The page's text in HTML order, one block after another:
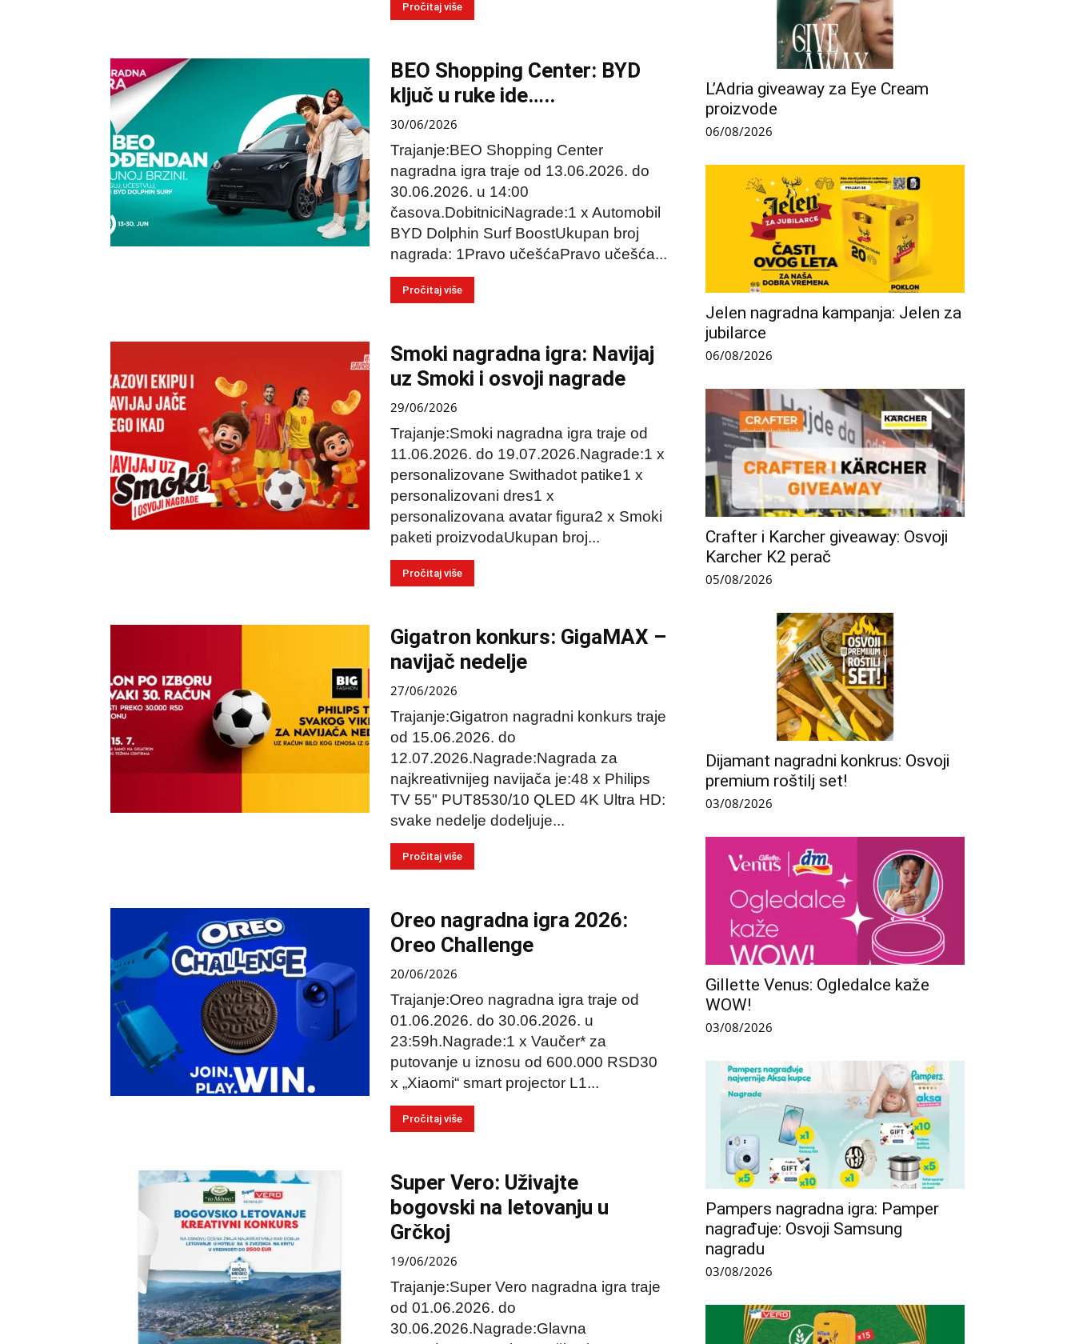
Pročitaj više
BEO Shopping Center: BYD
ključ u ruke ide…..
30/06/2026
Trajanje:BEO Shopping Center
nagradna igra traje od 13.06.2026. do
30.06.2026. u 14:00
časova.DobitniciNagrade:1 x Automobil
BYD Dolphin Surf BoostUkupan broj
nagrada: 1Pravo učešćaPravo učešća...
Pročitaj više
Smoki nagradna igra: Navijaj
uz Smoki i osvoji nagrade
29/06/2026
Trajanje:Smoki nagradna igra traje od
11.06.2026. do 19.07.2026.Nagrade:1 x
personalizovane Swithadot patike1 x
personalizovani dres1 x
personalizovana avatar figura2 x Smoki
paketi proizvodaUkupan broj...
Pročitaj više
Gigatron konkurs: GigaMAX –
navijač nedelje
27/06/2026
Trajanje:Gigatron nagradni konkurs traje
od 15.06.2026. do
12.07.2026.Nagrade:Nagrada za
najkreativnijeg navijača je:48 x Philips
TV 55" PUT8530/10 QLED 4K Ultra HD:
svake nedelje dodeljuje...
Pročitaj više
Oreo nagradna igra 2026:
Oreo Challenge
20/06/2026
Trajanje:Oreo nagradna igra traje od
01.06.2026. do 30.06.2026. u
23:59h.Nagrade:1 x Vaučer* za
putovanje u iznosu od 600.000 RSD30
x „Xiaomi“ smart projector L1...
Pročitaj više
Super Vero: Uživajte
bogovski na letovanju u
Grčkoj
19/06/2026
Trajanje:Super Vero nagradna igra traje
od 01.06.2026. do
30.06.2026.Nagrade:Glavna
L’Adria giveaway za Eye Cream
proizvode
06/08/2026
Jelen nagradna kampanja: Jelen za
jubilarce
06/08/2026
Crafter i Karcher giveaway: Osvoji
Karcher K2 perač
05/08/2026
Dijamant nagradni konkrus: Osvoji
premium roštilj set!
03/08/2026
Gillette Venus: Ogledalce kaže
WOW!
03/08/2026
Pampers nagradna igra: Pamper
nagrađuje: Osvoji Samsung
nagradu
03/08/2026